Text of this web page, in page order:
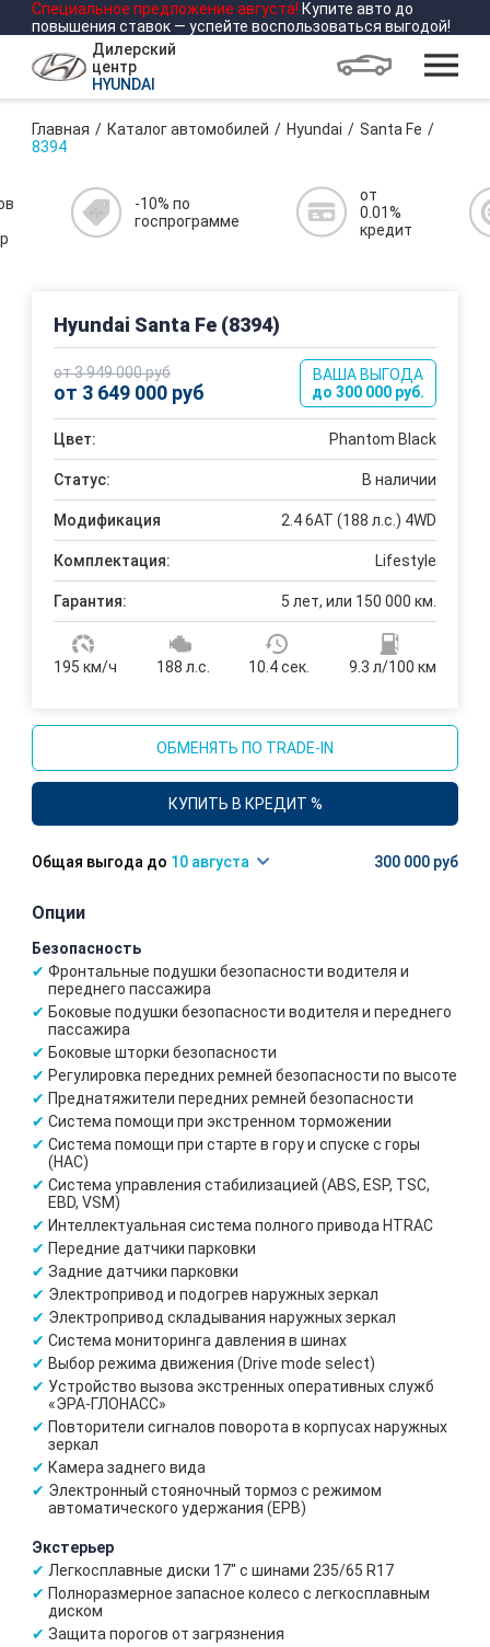
Специальное предложение августа! Купите авто до
повышения ставок — успейте воспользоваться выгодой!
Дилерский
центр
HYUNDAI
Главная Каталог автомобилей Hyundai
Santa Fe
8394
-10% по
госпрограмме
от
0.01%
кредит
Hyundai Santa Fe (8394)
от 3 949 000 руб
от 3 649 000 руб
ВАША ВЫГОДА
до 300 000 руб.
Цвет: Phantom Black
Статус: В наличии
Модификация 2.4 6АТ (188 л.с.) 4WD
Комплектация: Lifestyle
Гарантия: 5 лет, или 150 000 км.
195 км/ч 188 л.с. 10.4 сек. 9.3 л/100 км
КУПИТЬ В КРЕДИТ %
ОБМЕНЯТЬ ПО TRADE-IN
10 августа 300 000 руб
Опции
Безопасность
Фронтальные подушки безопасности водителя и
переднего пассажира
Боковые подушки безопасности водителя и переднего
пассажира
Боковые шторки безопасности
Регулировка передних ремней безопасности по высоте
Преднатяжители передних ремней безопасности
Система помощи при экстренном торможении
Система помощи при старте в гору и спуске с горы
(HAC)
Система управления стабилизацией (ABS, ESP, TSC,
EBD, VSM)
Интеллектуальная система полного привода HTRAC
Передние датчики парковки
Задние датчики парковки
Электропривод и подогрев наружных зеркал
Электропривод складывания наружных зеркал
Система мониторинга давления в шинах
Выбор режима движения (Drive mode select)
Устройство вызова экстренных оперативных служб
«ЭРА-ГЛОНАСС»
Повторители сигналов поворота в корпусах наружных
зеркал
Камера заднего вида
Электронный стояночный тормоз с режимом
автоматического удержания (EPB)
Экстерьер
Легкосплавные диски 17" с шинами 235/65 R17
Полноразмерное запасное колесо с легкосплавным
диском
Защита порогов от загрязнения